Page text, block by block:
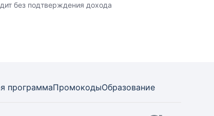
без подтверждения дохода
программаПромокодыОбразование